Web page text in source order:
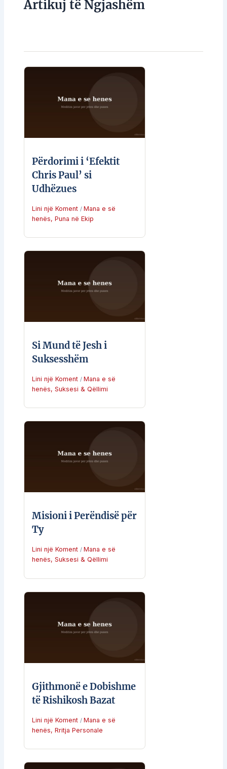
Artikuj të Ngjashëm
Përdorimi i ‘Efektit
Chris Paul’ si
Udhëzues
Lini një Koment / Mana e së
henës, Puna në Ekip
Si Mund të Jesh i
Suksesshëm
Lini një Koment / Mana e së
henës, Suksesi & Qëllimi
Misioni i Perëndisë për
Ty
Lini një Koment / Mana e së
henës, Suksesi & Qëllimi
Gjithmonë e Dobishme
të Rishikosh Bazat
Lini një Koment / Mana e së
henës, Rritja Personale